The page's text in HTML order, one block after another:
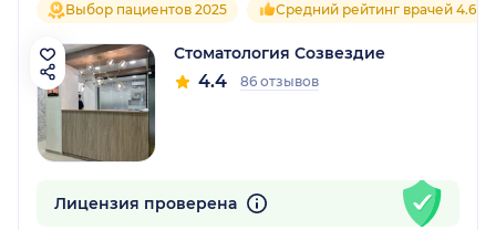
Выбор пациентов 2025 Средний рейтинг врачей 4.6
Стоматология Созвездие
4.4 86 отзывов
Лицензия проверена